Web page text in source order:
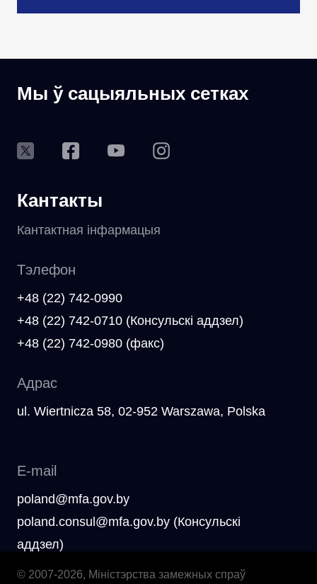
Мы ў сацыяльных сетках
Кантакты
Кантактная інфармацыя
Тэлефон
+48 (22) 742-0990
+48 (22) 742-0710 (Консульскі аддзел)
+48 (22) 742-0980 (факс)
Адрас
ul. Wiertnicza 58, 02-952 Warszawa, Polska
E-mail
poland@mfa.gov.by
poland.consul@mfa.gov.by (Консульскі
аддзел)
© 2007-2026, Міністэрства замежных спраў